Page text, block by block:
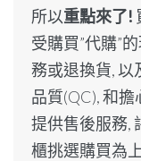
所以重點來了!
受購買”代購”
務或退換貨,
品質(QC), 和
提供售後服務,
櫃挑選購買為